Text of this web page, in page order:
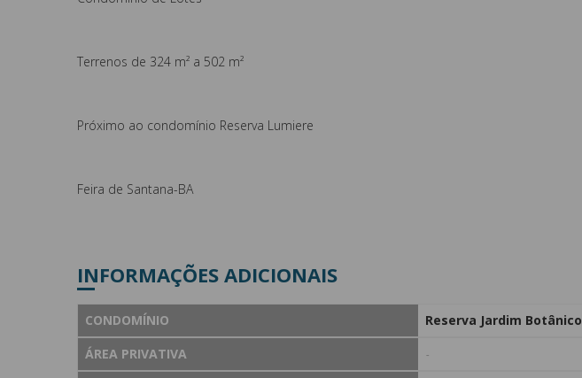
Terrenos de 324 m² a 502 m²
Próximo ao condomínio Reserva Lumiere
Feira de Santana-BA
INFORMAÇÕES ADICIONAIS
CONDOMÍNIO
Reserva Jardim Botânico
ÁREA PRIVATIVA
-